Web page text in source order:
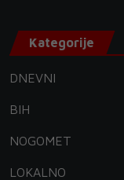
Kategorije
DNEVNI
BIH
NOGOMET
LOKALNO